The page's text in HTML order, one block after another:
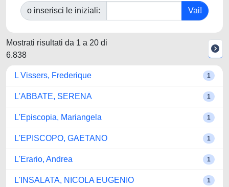
o inserisci le iniziali:
Mostrati risultati da 1 a 20 di
6.838
L Vissers, Frederique 1
L'ABBATE, SERENA 1
L'Episcopia, Mariangela 1
L'EPISCOPO, GAETANO 1
L'Erario, Andrea 1
L'INSALATA, NICOLA EUGENIO 1